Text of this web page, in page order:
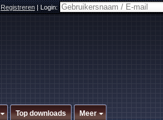
Registreren|Login:
Top downloads Meer